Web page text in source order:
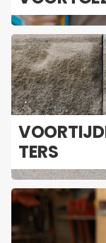
TERS